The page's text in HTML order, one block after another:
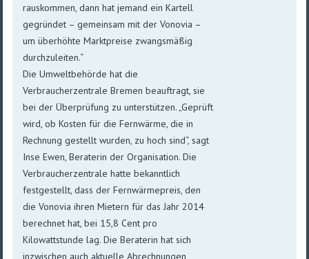
rauskommen, dann hat jemand ein Kartell
gegründet – gemeinsam mit der Vonovia –
um überhöhte Marktpreise zwangsmäßig
durchzuleiten.“
Die Umweltbehörde hat die
Verbraucherzentrale Bremen beauftragt, sie
bei der Überprüfung zu unterstützen. „Geprüft
wird, ob Kosten für die Fernwärme, die in
Rechnung gestellt wurden, zu hoch sind“, sagt
Inse Ewen, Beraterin der Organisation. Die
Verbraucherzentrale hatte bekanntlich
festgestellt, dass der Fernwärmepreis, den
die Vonovia ihren Mietern für das Jahr 2014
berechnet hat, bei 15,8 Cent pro
Kilowattstunde lag. Die Beraterin hat sich
inzwischen auch aktuelle Abrechnungen